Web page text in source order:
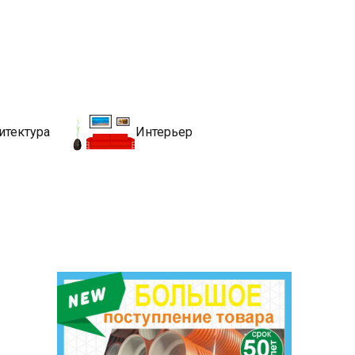
Интерьер